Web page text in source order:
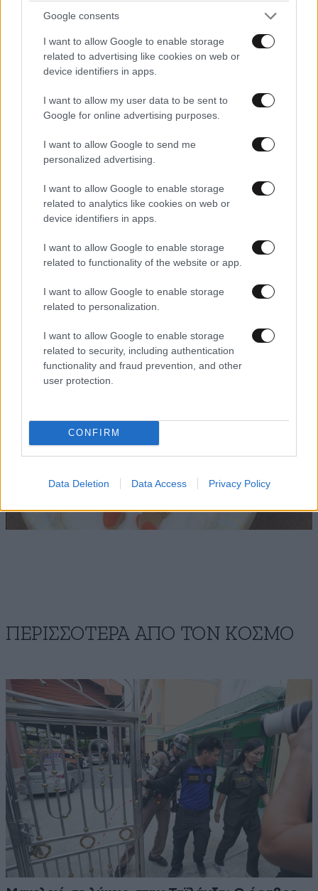
Google consents
I want to allow Google to enable storage
related to advertising like cookies on web or
device identifiers in apps.
I want to allow my user data to be sent to
Google for online advertising purposes.
I want to allow Google to send me
personalized advertising.
I want to allow Google to enable storage
related to analytics like cookies on web or
device identifiers in apps.
I want to allow Google to enable storage
related to functionality of the website or app.
I want to allow Google to enable storage
related to personalization.
I want to allow Google to enable storage
related to security, including authentication
functionality and fraud prevention, and other
user protection.
CONFIRM
Data Deletion Data Access Privacy Policy
πριν από 2 μήνες έχει 4% πιθανότητες να εμφανίσει
ΠΕΡΙΣΣΟΤΕΡΑ ΑΠΟ ΤΟΝ ΚΟΣΜΟ